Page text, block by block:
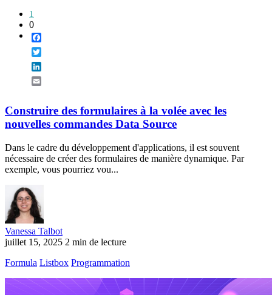
1
0
Construire des formulaires à la volée avec les
nouvelles commandes Data Source
Dans le cadre du développement d'applications, il est souvent
nécessaire de créer des formulaires de manière dynamique. Par
exemple, vous pourriez vou...
Vanessa Talbot
juillet 15, 2025 2 min de lecture
Formula Listbox Programmation